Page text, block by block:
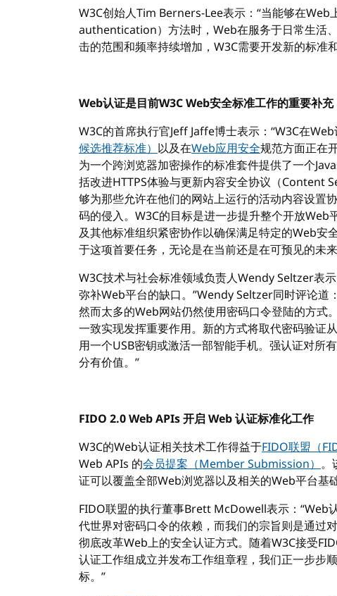
W3C创始人Tim Berners-Lee表示：“当能够在
authentication）方法时，Web在服务于日常生活
击的范围和频率持续增加，W3C需要开发新的标准
Web认证是目前W3C Web安全标准工作的重要补充
W3C的首席执行官Jeff Jaffe博士表示：“W3C在
候选推荐标准）以及在Web应用安全规范方面正在
为一个跨浏览器加密操作的标准套件提供了一个
括改进HTTPS体验与更新内容安全协议（Content
够为那些允许在他们的网站上运行的活动内容设置
码的侵入。W3C的目标是进一步提升整个开放
及其他标准组织紧密协作以确保满足特定的Web安
于这项首要任务，无论是在当前还是在可预见的未
W3C技术与社会标准领域负责人Wendy Seltzer表
弥补Web平台的缺口。”Wendy Seltzer同时评论道
然而太多的Web网站仍然使用密码口令登陆的方式
一致实现发挥重要作用。新的方式将取代密码验证
用一个USB密钥或激活一部智能手机。强认证对所
分有价值。”
FIDO 2.0 Web APIs 开启 Web 认证标准化工作
W3C的Web认证相关技术工作得益于FIDO联盟（
Web APIs 的会员提案（Member Submission）。
证可以覆盖全部Web浏览器以及相关的Web平台基础
FIDO联盟的执行董事Brett McDowell表示：“Web
代世界对密码口令的依赖，而我们的宗旨则是通过
彻底改革Web上的安全认证方式。随着W3C接受
认证工作组成立并发布工作组章程，我们正一步步
标。”